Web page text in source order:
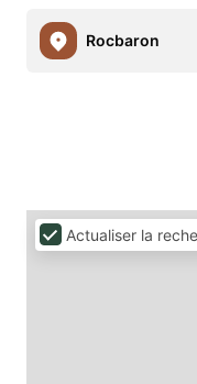
Rocbaron
Actualiser la